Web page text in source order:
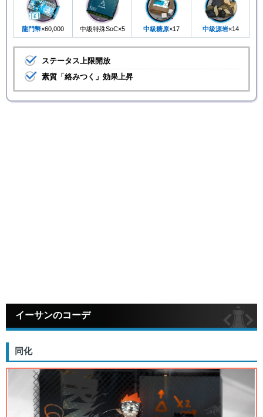
龍門幣×60,000 中級特殊SoC×5 中級糖原×17 中級源岩×14
ステータス上限開放
素質「絡みつく」効果上昇
イーサンのコーデ
同化